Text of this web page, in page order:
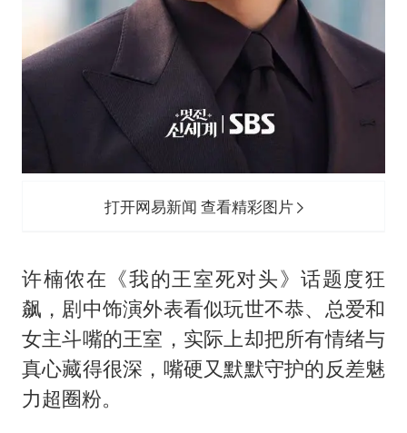
打开网易新闻 查看精彩图片
许楠侬在《我的王室死对头》话题度狂
飙，剧中饰演外表看似玩世不恭、总爱和
女主斗嘴的王室，实际上却把所有情绪与
真心藏得很深，嘴硬又默默守护的反差魅
力超圈粉。